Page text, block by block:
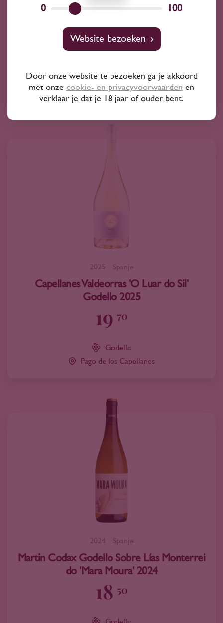
José Pariente Ribeiro Blanco do 'A Vilerma'
20 25
Albariño
José Pariente
2025 Spanje
Capellanes Valdeorras 'O Luar do Sil'
Godello 2025
19 70
Godello
Pago de los Capellanes
2024 Spanje
Martin Codax Godello Sobre Lías Monterrei
do 'Mara Moura' 2024
18 50
0 100
Website bezoeken
Door onze website te bezoeken ga je akkoord
met onze cookie- en privacyvoorwaarden en
verklaar je dat je 18 jaar of ouder bent.